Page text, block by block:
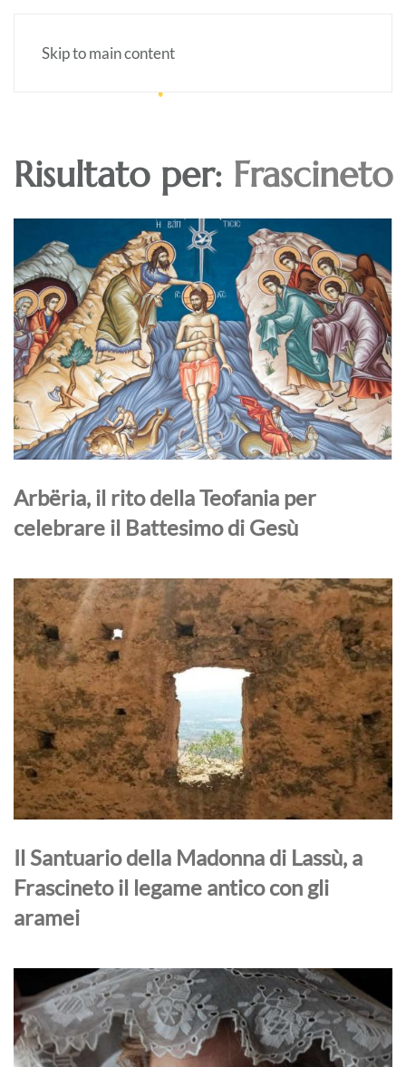
Skip to main content
Risultato per: Frascineto
Arbëria, il rito della Teofania per
celebrare il Battesimo di Gesù
Il Santuario della Madonna di Lassù, a
Frascineto il legame antico con gli
aramei